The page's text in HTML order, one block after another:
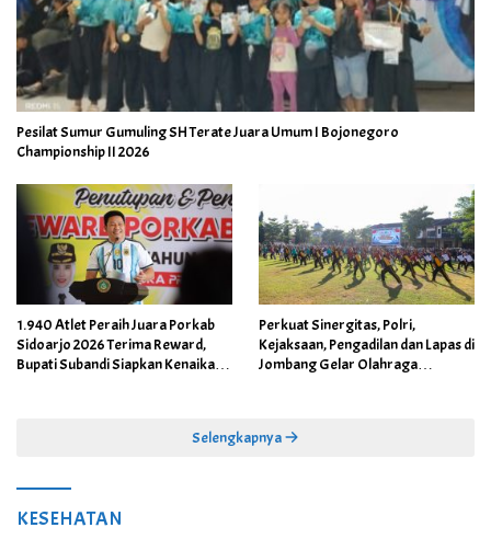
Pesilat Sumur Gumuling SH Terate Juara Umum I Bojonegoro
Championship II 2026
1.940 Atlet Peraih Juara Porkab
Sidoarjo 2026 Terima Reward,
Bupati Subandi Siapkan Kenaikan
Perkuat Sinergitas, Polri,
Kejaksaan, Pengadilan dan Lapas di
Jombang Gelar Olahraga
Selengkapnya
KESEHATAN